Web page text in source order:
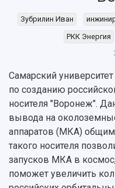
Об университете
История
Ключевые факты
Рейтинги
Руководство
Наблюдательный
Попечительский
Новости
Главные новости
Бортжурнал
Объявления
События
СМИ об
Пресс-центр
Образование
Почему я выбираю
Абитуриенту
Бакалавриат и
Магистратура
Аспирантура
Формы обучения
Учебные планы
Научно-
Основные
Научные школы и
Диссертационные
Подготовка
Конкурс на
работников
Научно-
Зубрилин Иван
РКК Энергия
Самарский
по созданию
носителя "Воронеж".
вывода на
аппаратов (МКА)
такого носителя
запусков МКА в
поможет увеличить